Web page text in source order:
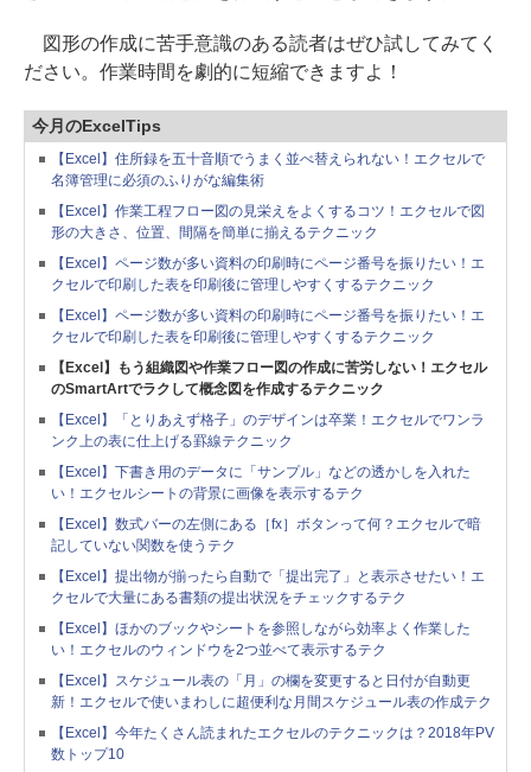
図形の作成に苦手意識のある読者はぜひ試してみてく
ださい。作業時間を劇的に短縮できますよ！
今月のExcelTips
【Excel】住所録を五十音順でうまく並べ替えられない！エクセルで
名簿管理に必須のふりがな編集術
【Excel】作業工程フロー図の見栄えをよくするコツ！エクセルで図
形の大きさ、位置、間隔を簡単に揃えるテクニック
【Excel】ページ数が多い資料の印刷時にページ番号を振りたい！エ
クセルで印刷した表を印刷後に管理しやすくするテクニック
【Excel】ページ数が多い資料の印刷時にページ番号を振りたい！エ
クセルで印刷した表を印刷後に管理しやすくするテクニック
【Excel】もう組織図や作業フロー図の作成に苦労しない！エクセル
のSmartArtでラクして概念図を作成するテクニック
【Excel】「とりあえず格子」のデザインは卒業！エクセルでワンラ
ンク上の表に仕上げる罫線テクニック
【Excel】下書き用のデータに「サンプル」などの透かしを入れた
い！エクセルシートの背景に画像を表示するテク
【Excel】数式バーの左側にある［fx］ボタンって何？エクセルで暗
記していない関数を使うテク
【Excel】提出物が揃ったら自動で「提出完了」と表示させたい！エ
クセルで大量にある書類の提出状況をチェックするテク
【Excel】ほかのブックやシートを参照しながら効率よく作業した
い！エクセルのウィンドウを2つ並べて表示するテク
【Excel】スケジュール表の「月」の欄を変更すると日付が自動更
新！エクセルで使いまわしに超便利な月間スケジュール表の作成テク
【Excel】今年たくさん読まれたエクセルのテクニックは？2018年PV
数トップ10